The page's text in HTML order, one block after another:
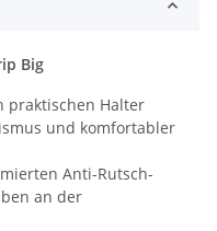
Big
praktischen Halter
und komfortabler
Anti-Rutsch-
an der